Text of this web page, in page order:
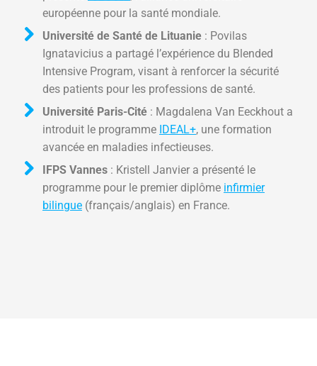
européenne pour la santé mondiale.
Université de Santé de Lituanie : Povilas
Ignatavicius a partagé l’expérience du Blended
Intensive Program, visant à renforcer la sécurité
des patients pour les professions de santé.
Université Paris-Cité : Magdalena Van Eeckhout a
introduit le programme IDEAL+, une formation
avancée en maladies infectieuses.
IFPS Vannes : Kristell Janvier a présenté le
programme pour le premier diplôme infirmier
bilingue (français/anglais) en France.